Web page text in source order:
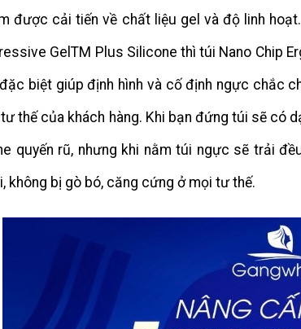
được cải tiến về chất liệu gel và độ linh
GelTM Plus Silicone thì túi Nano Chip
biệt giúp định hình và cố định ngực chắc
thế của khách hàng. Khi bạn đứng túi sẽ có
quyến rũ, nhưng khi nằm túi ngực sẽ trải
không bị gò bó, căng cứng ở mọi tư thế.